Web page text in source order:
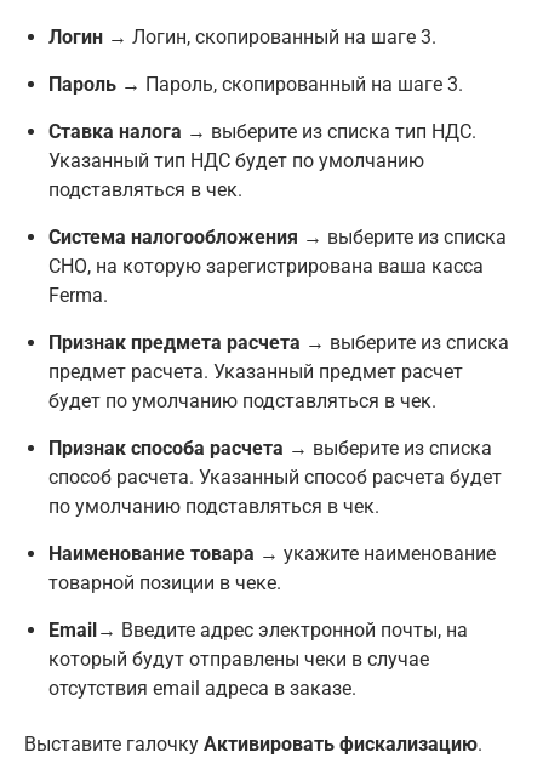
Логин → Логин, скопированный на шаге 3.
Пароль → Пароль, скопированный на шаге 3.
Ставка налога → выберите из списка тип НДС.
Указанный тип НДС будет по умолчанию
подставляться в чек.
Система налогообложения → выберите из списка
СНО, на которую зарегистрирована ваша касса
Ferma.
Признак предмета расчета → выберите из списка
предмет расчета. Указанный предмет расчет
будет по умолчанию подставляться в чек.
Признак способа расчета → выберите из списка
способ расчета. Указанный способ расчета будет
по умолчанию подставляться в чек.
Наименование товара → укажите наименование
товарной позиции в чеке.
Email → Введите адрес электронной почты, на
который будут отправлены чеки в случае
отсутствия email адреса в заказе.
Выставите галочку Активировать фискализацию.